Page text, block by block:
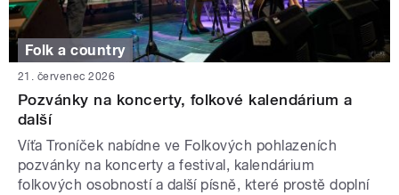
Folk a country
21. červenec 2026
Pozvánky na koncerty, folkové kalendárium a
další
Víťa Troníček nabídne ve Folkových pohlazeních
pozvánky na koncerty a festival, kalendárium
folkových osobností a další písně, které prostě doplní